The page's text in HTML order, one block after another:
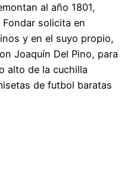
al año 1801,
solicita en
y en el suyo propio,
Joaquín Del Pino, para
alto de la cuchilla
de futbol baratas